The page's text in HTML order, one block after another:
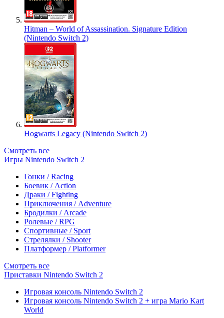
Hitman – World of Assassination. Signature Edition
(Nintendo Switch 2)
Hogwarts Legacy (Nintendo Switch 2)
Смотреть все
Игры Nintendo Switch 2
Гонки / Racing
Боевик / Action
Драки / Fighting
Приключения / Adventure
Бродилки / Arcade
Ролевые / RPG
Спортивные / Sport
Стрелялки / Shooter
Платформер / Platformer
Смотреть все
Приставки Nintendo Switch 2
Игровая консоль Nintendo Switch 2
Игровая консоль Nintendo Switch 2 + игра Mario Kart
World